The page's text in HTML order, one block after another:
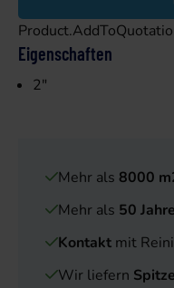
Eigenschaften
2"
Mehr als 8000
Mehr als 50
Kontakt mit
Wir liefern